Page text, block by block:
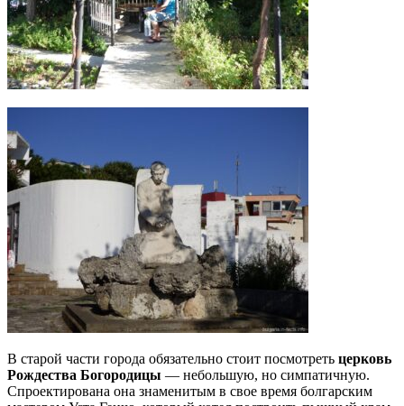
В старой части города обязательно стоит посмотреть церковь
Рождества Богородицы — небольшую, но симпатичную.
Спроектирована она знаменитым в свое время болгарским